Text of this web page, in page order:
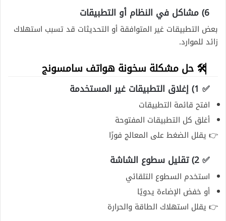
6) مشاكل في النظام أو التطبيقات
بعض التطبيقات غير المتوافقة أو التحديثات قد تسبب استهلاك
زائد للموارد.
🛠️ حل مشكلة سخونة هواتف سامسونج
✅ 1) إغلاق التطبيقات غير المستخدمة
افتح قائمة التطبيقات
أغلق كل التطبيقات المفتوحة
👉 يقلل الضغط على المعالج فورًا
✅ 2) تقليل سطوع الشاشة
استخدم السطوع التلقائي
أو خفض الإضاءة يدويًا
👉 يقلل استهلاك الطاقة والحرارة